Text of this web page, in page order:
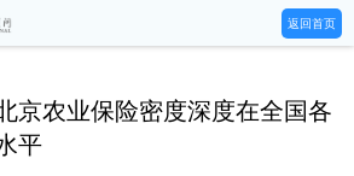
返回首页
京农业保险密度深度在全国各
平